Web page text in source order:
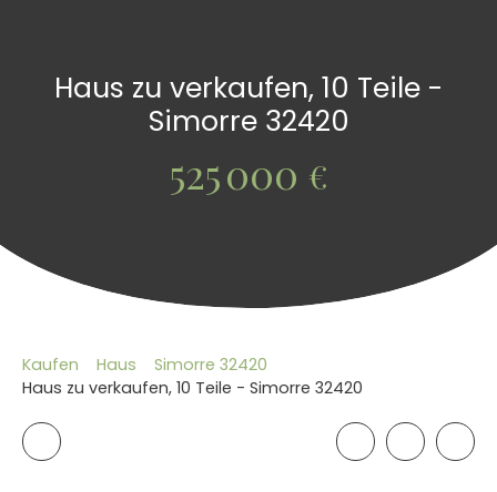
Haus zu verkaufen, 10 Teile -
Simorre 32420
525 000 €
Kaufen Haus
Simorre 32420
Haus zu verkaufen, 10 Teile - Simorre 32420